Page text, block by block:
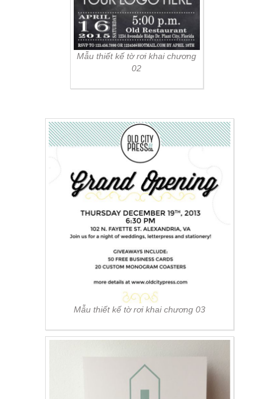
Mẫu thiết kế tờ rơi khai chương
02
Mẫu thiết kế tờ rơi khai chương 03